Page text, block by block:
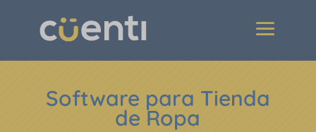
Software para Tienda
de Ropa